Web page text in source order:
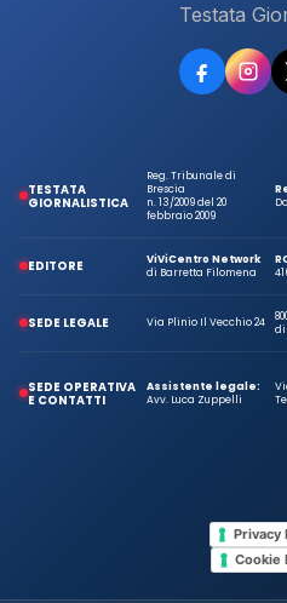
Testata
TESTATA
GIORNALISTICA
Reg. Tribunale di
Brescia
n. 13/2009 del 20
febbraio 2009
EDITORE
ViViCentro Network
di Barretta Filomena
SEDE LEGALE Via Plinio Il Vecchio 24
di
SEDE OPERATIVA
E CONTATTI
Assistente legale:
Avv. Luca Zuppelli
Privacy
Cookie